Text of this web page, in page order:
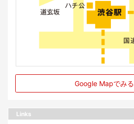
Google Mapでみる
Links